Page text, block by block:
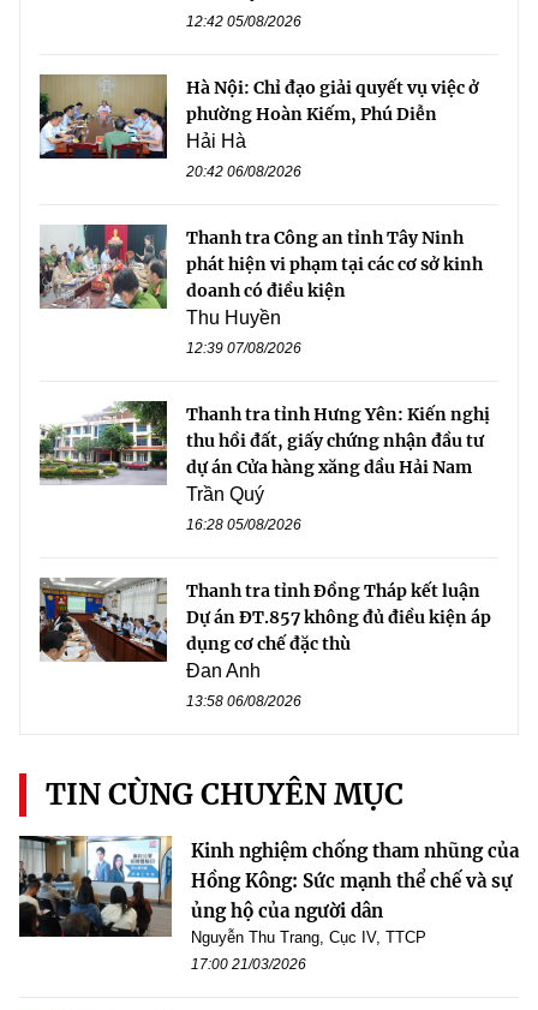
12:42 05/08/2026
Hà Nội: Chỉ đạo giải quyết vụ việc ở
phường Hoàn Kiếm, Phú Diễn
Hải Hà
20:42 06/08/2026
Thanh tra Công an tỉnh Tây Ninh
phát hiện vi phạm tại các cơ sở kinh
doanh có điều kiện
Thu Huyền
12:39 07/08/2026
Thanh tra tỉnh Hưng Yên: Kiến nghị
thu hồi đất, giấy chứng nhận đầu tư
dự án Cửa hàng xăng dầu Hải Nam
Trần Quý
16:28 05/08/2026
Thanh tra tỉnh Đồng Tháp kết luận
Dự án ĐT.857 không đủ điều kiện áp
dụng cơ chế đặc thù
Đan Anh
13:58 06/08/2026
TIN CÙNG CHUYÊN MỤC
Kinh nghiệm chống tham nhũng của
Hồng Kông: Sức mạnh thể chế và sự
ủng hộ của người dân
Nguyễn Thu Trang, Cục IV, TTCP
17:00 21/03/2026